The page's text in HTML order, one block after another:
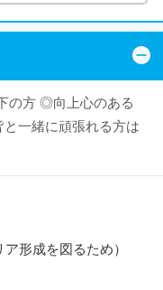
の方 ◎向上心のある
一緒に頑張れる方は
形成を図るため）